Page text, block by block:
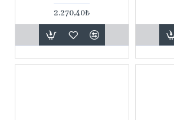
2.270,40₺